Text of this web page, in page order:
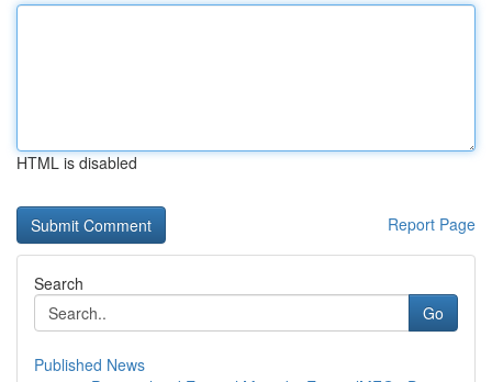
HTML is disabled
Report Page
Search
Go
Published News